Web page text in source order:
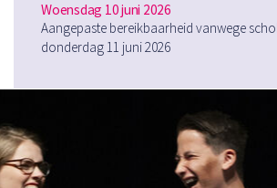
Woensdag 10 juni 2026
Aangepaste bereikbaarheid vanwege
donderdag 11 juni 2026